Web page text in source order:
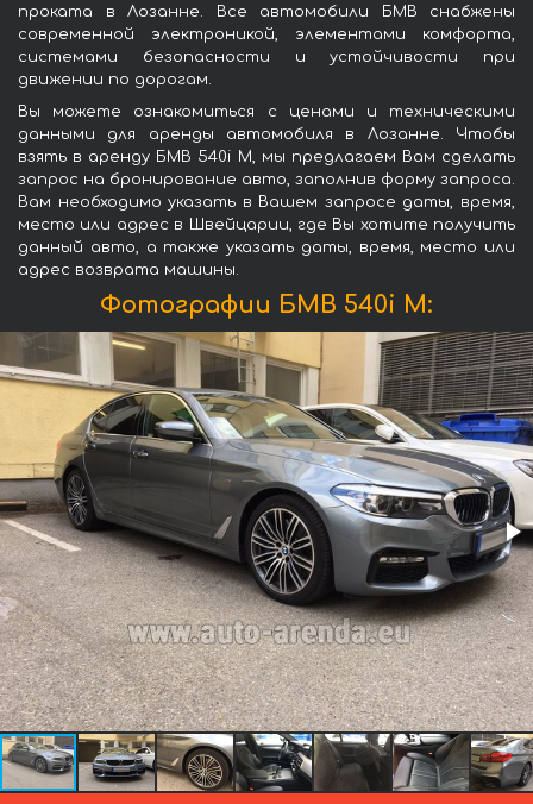
проката в Лозанне. Все автомобили БМВ снабжены
современной электроникой, элементами комфорта,
системами безопасности и устойчивости при
движении по дорогам.
Вы можете ознакомиться с ценами и техническими
данными для аренды автомобиля в Лозанне. Чтобы
взять в аренду БМВ 540i M, мы предлагаем Вам сделать
запрос на бронирование авто, заполнив форму запроса.
Вам необходимо указать в Вашем запросе даты, время,
место или адрес в Швейцарии, где Вы хотите получить
данный авто, а также указать даты, время, место или
адрес возврата машины.
Фотографии БМВ 540i M: